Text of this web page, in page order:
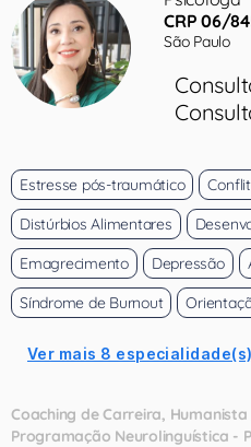
CRP 06/
São Paulo
Estresse pós-traumático
Distúrbios Alimentares
Emagrecimento
Depressão
Síndrome de Burnout
Ver mais 8 especialidade(s)
Coaching de Carreira
Programação Neurolinguística -